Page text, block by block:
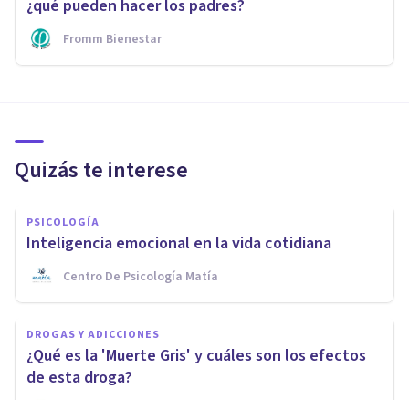
¿qué pueden hacer los padres?
Fromm Bienestar
Quizás te interese
PSICOLOGÍA
Inteligencia emocional en la vida cotidiana
Centro De Psicología Matía
DROGAS Y ADICCIONES
¿Qué es la 'Muerte Gris' y cuáles son los efectos
de esta droga?